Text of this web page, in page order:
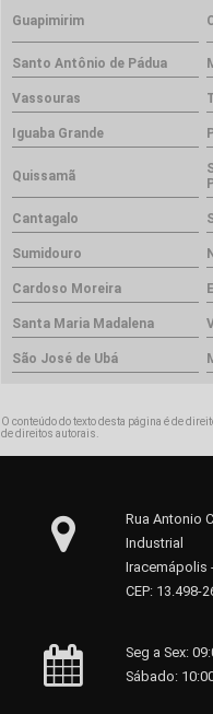
Guapimirim
Santo Antônio de Pádua
Vassouras
Iguaba Grande
Quissamã
Cantagalo
Sumidouro
Cardoso Moreira
Santa Maria Madalena
São José de Ubá
O conteúdo do texto desta página é de
de direitos autorais
Rua Antonio
Industrial
Iracemápolis
CEP: 13.498-
Seg a Sex:
Sábado: